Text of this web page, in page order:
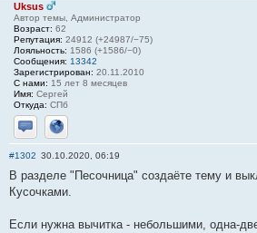
Uksus
Автор темы, Администратор
Возраст: 62
Репутация: 24912 (+24987/−75)
Лояльность: 1586 (+1586/−0)
Сообщения: 13342
Зарегистрирован: 20.11.2010
С нами: 15 лет 8 месяцев
Имя: Сергей
Откуда: СПб
Отправить личное сообщение
Сайт
#1302 30.10.2020, 06:19
В разделе "Песочница" создаёте тему и
Кусочками.
Если нужна вычитка - небольшими, одна-